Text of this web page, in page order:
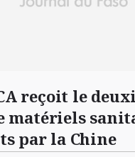
reçoit le
matériels
par la Chine